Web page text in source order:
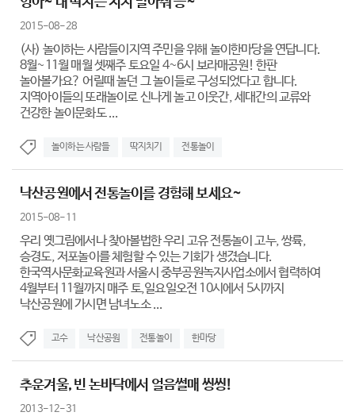
2015-08-28
(사) 놀이하는 사람들이지역 주민을 위해 놀이한마당을 연답니다.
8월~11월 매월 셋째주 토요일 4~6시 보라매공원! 한판
놀아볼가요? 어릴때 놀던 그 놀이들로 구성되었다고 합니다.
지역아이들의 또래놀이로 신나게 놀고 이웃간, 세대간의 교류와
건강한 놀이문화도 ...
놀이하는 사람들 딱지치기 전통놀이
낙산공원에서 전통놀이를 경험해 보세요~
2015-08-11
우리 옛그림에서나 찾아볼법한 우리 고유 전통놀이 고누, 쌍륙,
승경도, 저포놀이를 체험할 수 있는 기회가 생겼습니다.
한국역사문화교육원과 서울시 중부공원녹지사업소에서 협력하여
4월부터 11월까지 매주 토,일요일오전 10시에서 5시까지
낙산공원에 가시면 남녀노소 ...
고수 낙산공원 전통놀이 한마당
추운겨울, 빈 논바닥에서 얼음썰매 씽씽!
2013-12-31